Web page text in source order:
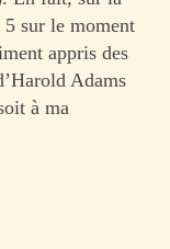
5 sur le moment
appris des
Adams
à ma